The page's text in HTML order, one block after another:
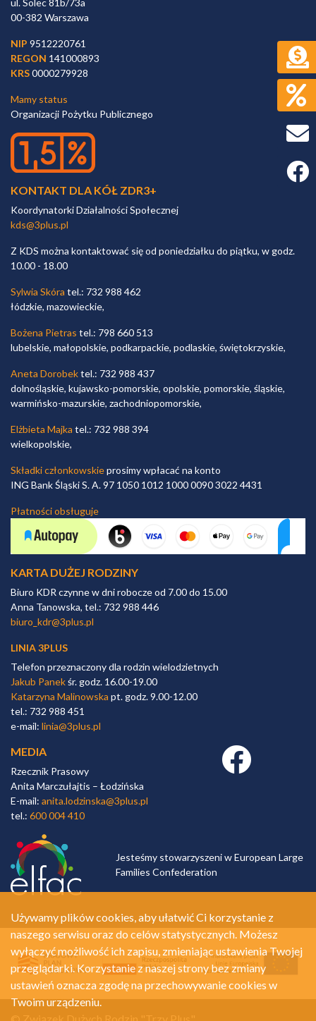
ul. Solec 81b/73a
00-382 Warszawa
NIP 9512220761
REGON 141000893
KRS0000279928
Mamy status
Organizacji Pożytku Publicznego
KONTAKT DLA KÓŁ ZDR3+
Koordynatorki Działalności Społecznej
kds@3plus.pl
Z KDS można kontaktować się od poniedziałku do piątku, w godz.
10.00 - 18.00
Sylwia Skóra tel.: 732 988 462
łódzkie, mazowieckie,
Bożena Pietras tel.: 798 660 513
lubelskie, małopolskie, podkarpackie, podlaskie, świętokrzyskie,
Aneta Dorobektel.: 732 988 437
dolnośląskie, kujawsko-pomorskie, opolskie, pomorskie, śląskie,
warmińsko-mazurskie, zachodniopomorskie,
Elżbieta Majka tel.: 732 988 394
wielkopolskie,
Składki członkowskieprosimy wpłacać na konto
ING Bank Śląski S. A. 97 1050 1012 1000 0090 3022 4431
Płatności obsługuje
KARTA DUŻEJ RODZINY
Biuro KDR czynne w dni robocze od 7.00 do 15.00
Anna Tanowska, tel.: 732 988 446
biuro_kdr@3plus.pl
LINIA 3PLUS
Telefon przeznaczony dla rodzin wielodzietnych
Jakub Panekśr. godz. 16.00-19.00
Katarzyna Malinowska pt. godz. 9.00-12.00
tel.: 732 988 451
e-mail: linia@3plus.pl
MEDIA
Rzecznik Prasowy
Anita Marczułajtis – Łodzińska
E-mail: anita.lodzinska@3plus.pl
tel.: 600 004 410
Facebook link
Jesteśmy stowarzyszeni w European Large
Families Confederation
Używamy plików cookies, aby ułatwić Ci korzystanie z
naszego serwisu oraz do celów statystycznych. Możesz
wyłączyć możliwość ich zapisu, zmieniając ustawienia Twojej
przeglądarki. Korzystanie z naszej strony bez zmiany
ustawień oznacza zgodę na przechowywanie cookies w
Twoim urządzeniu.